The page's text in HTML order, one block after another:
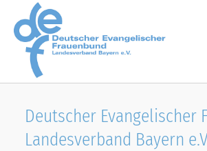
Skip to main content
Deutscher Evangelischer
Landesverband Bayern